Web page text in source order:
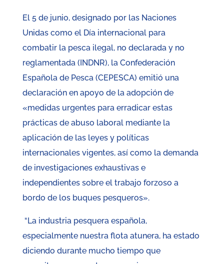
El 5 de junio, designado por las Naciones
Unidas como el Día internacional para
combatir la pesca ilegal, no declarada y no
reglamentada (INDNR), la Confederación
Española de Pesca (CEPESCA) emitió una
declaración en apoyo de la adopción de
«medidas urgentes para erradicar estas
prácticas de abuso laboral mediante la
aplicación de las leyes y políticas
internacionales vigentes, así como la demanda
de investigaciones exhaustivas e
independientes sobre el trabajo forzoso a
bordo de los buques pesqueros».
“La industria pesquera española,
especialmente nuestra flota atunera, ha estado
diciendo durante mucho tiempo que